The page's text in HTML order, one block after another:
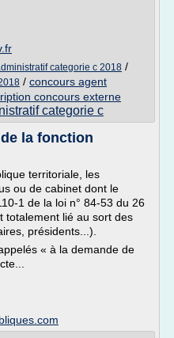
categorie c 2018 /
/ concours agent
concours externe
categorie c
la fonction
territoriale, les
ou de cabinet dont le
1 de la loi n° 84-53 du 26
totalement lié au sort des
présidents...).
« à la demande de